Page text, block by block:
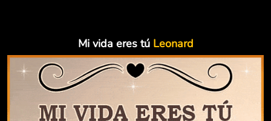
Mi vida eres tú Leonard